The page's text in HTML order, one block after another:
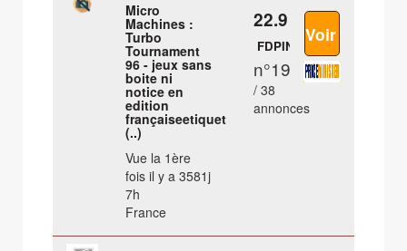
Micro
Machines :
Turbo
Tournament
96 - jeux sans
boite ni
notice en
edition
françaiseetiquette
(..)
Vue la 1ère
fois il y a 3581j
7h
France
22.9 €
FDPIN
n°19
/ 38
annonces